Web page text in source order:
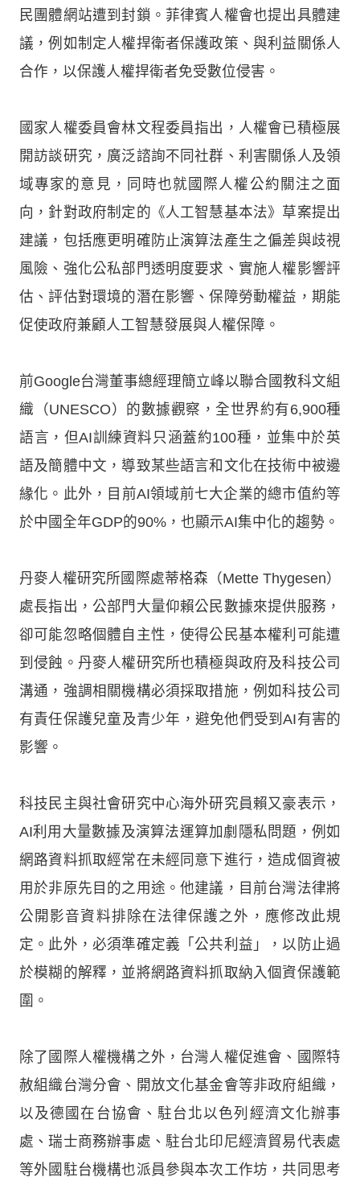
民團體網站遭到封鎖。菲律賓人權會也提出具體建
議，例如制定人權捍衛者保護政策、與利益關係人
合作，以保護人權捍衛者免受數位侵害。
國家人權委員會林文程委員指出，人權會已積極展
開訪談研究，廣泛諮詢不同社群、利害關係人及領
域專家的意見，同時也就國際人權公約關注之面
向，針對政府制定的《人工智慧基本法》草案提出
建議，包括應更明確防止演算法產生之偏差與歧視
風險、強化公私部門透明度要求、實施人權影響評
估、評估對環境的潛在影響、保障勞動權益，期能
促使政府兼顧人工智慧發展與人權保障。
前Google台灣董事總經理簡立峰以聯合國教科文組
織（UNESCO）的數據觀察，全世界約有6,900種
語言，但AI訓練資料只涵蓋約100種，並集中於英
語及簡體中文，導致某些語言和文化在技術中被邊
緣化。此外，目前AI領域前七大企業的總市值約等
於中國全年GDP的90%，也顯示AI集中化的趨勢。
丹麥人權研究所國際處蒂格森（Mette Thygesen）
處長指出，公部門大量仰賴公民數據來提供服務，
卻可能忽略個體自主性，使得公民基本權利可能遭
到侵蝕。丹麥人權研究所也積極與政府及科技公司
溝通，強調相關機構必須採取措施，例如科技公司
有責任保護兒童及青少年，避免他們受到AI有害的
影響。
科技民主與社會研究中心海外研究員賴又豪表示，
AI利用大量數據及演算法運算加劇隱私問題，例如
網路資料抓取經常在未經同意下進行，造成個資被
用於非原先目的之用途。他建議，目前台灣法律將
公開影音資料排除在法律保護之外，應修改此規
定。此外，必須準確定義「公共利益」，以防止過
於模糊的解釋，並將網路資料抓取納入個資保護範
圍。
除了國際人權機構之外，台灣人權促進會、國際特
赦組織台灣分會、開放文化基金會等非政府組織，
以及德國在台協會、駐台北以色列經濟文化辦事
處、瑞士商務辦事處、駐台北印尼經濟貿易代表處
等外國駐台機構也派員參與本次工作坊，共同思考